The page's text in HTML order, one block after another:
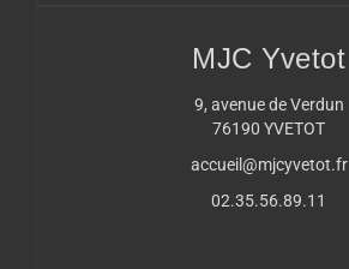
MJC Yvetot
9, avenue de Verdun
76190 YVETOT
accueil@mjcyvetot.fr
02.35.56.89.11